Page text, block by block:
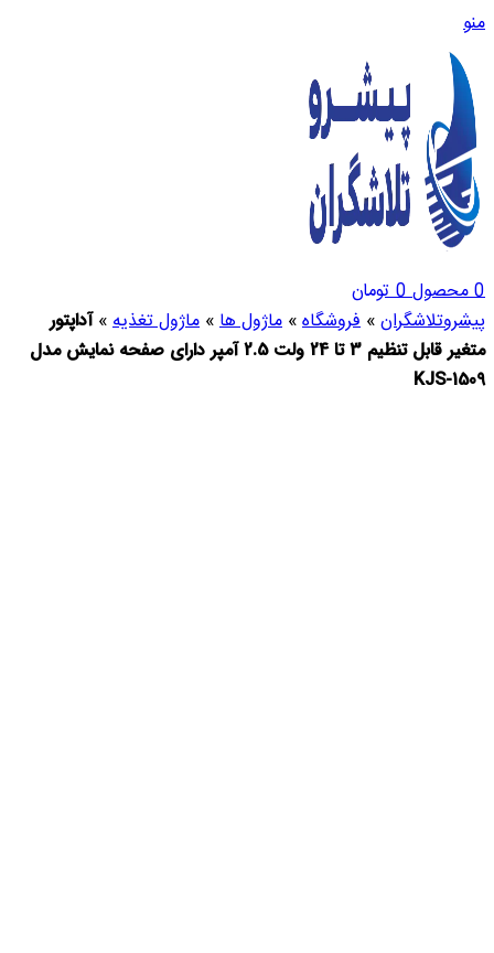
منو
0محصول0تومان
پیشروتلاشگران» فروشگاه» ماژول ها» ماژول تغذیه»آداپتور
متغیر قابل تنظیم 3 تا 24 ولت 2.5 آمپر دارای صفحه نمایش مدل
KJS-1509